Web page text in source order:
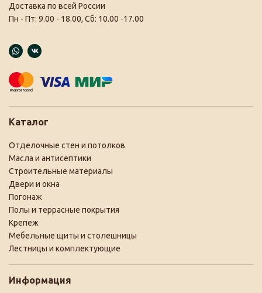
Доставка по всей России
Пн - Пт: 9.00 - 18.00, Сб: 10.00 -17.00
Каталог
Отделочные стен и потолков
Масла и антисептики
Строительные материалы
Двери и окна
Погонаж
Полы и террасные покрытия
Крепеж
Мебельные щиты и столешницы
Лестницы и комплектующие
Информация